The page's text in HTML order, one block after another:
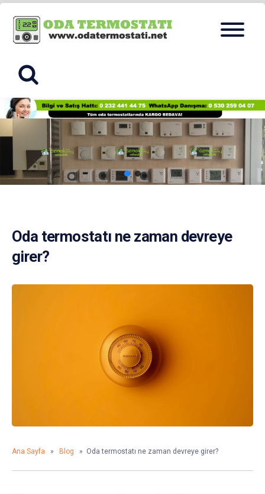
content
Menu
Oda termostatı ne zaman devreye
girer?
Ana Sayfa » Blog » Oda termostatı ne zaman devreye girer?